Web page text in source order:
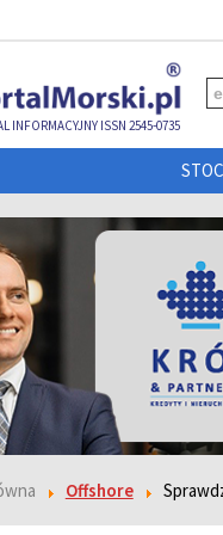
INFORMACYJNY ISSN 2545-0735
Offshore